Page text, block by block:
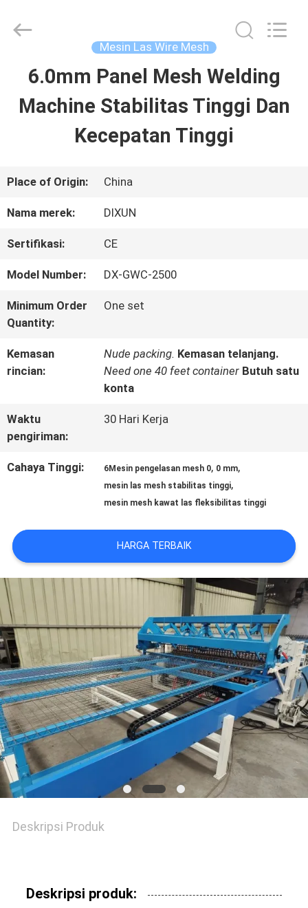
RUMAH
PERTUNJUKAN
VR
KAMI
TUR
PABRIK
KONTROL
KUALITAS
KAMI
PERMINTAAN
PENAWARAN
SITEMAP
PRIVACY
POLICY
Wire
Mesh
Reserved.
Mesin Las Wire Mesh
6.0mm Panel Mesh Welding
Machine Stabilitas Tinggi Dan
Kecepatan Tinggi
Place of Origin: China
Nama merek: DIXUN
Sertifikasi: CE
Model Number: DX-GWC-2500
Minimum Order
Quantity:
One set
Kemasan
rincian:
Nude packing. Kemasan telanjang.
Need one 40 feet container Butuh satu
konta
Waktu
pengiriman:
30 Hari Kerja
Cahaya Tinggi: 6Mesin pengelasan mesh 0, 0 mm,
mesin las mesh stabilitas tinggi,
mesin mesh kawat las fleksibilitas tinggi
HARGA TERBAIK
Deskripsi Produk
Deskripsi produk: